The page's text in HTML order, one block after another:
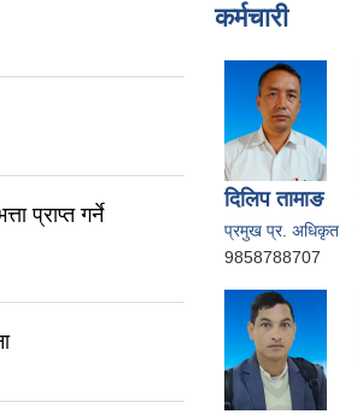
प्राप्त गर्ने
कर्मचारी
दिलिप तामाङ
प्रमुख प्र. अधिकृत
9858788707